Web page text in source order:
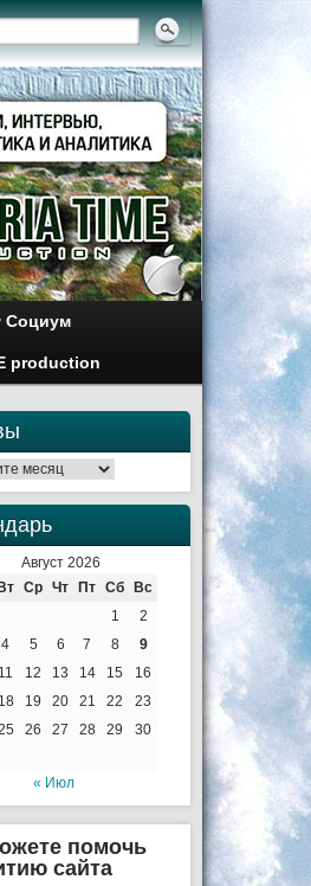
Социум
production
Август 2026
Вт Ср Чт Пт Сб
Вс
1
2
4 5 6 7 8
9
11 12 13 14 15
16
18 19 20 21 22
23
26 27 28 29
30
« Июл
помочь
сайта